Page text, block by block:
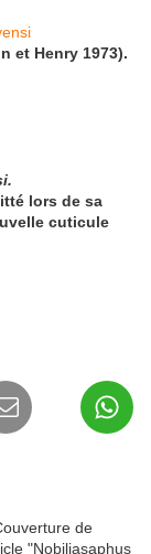
et Henry 1973).
lors de sa
cuticule